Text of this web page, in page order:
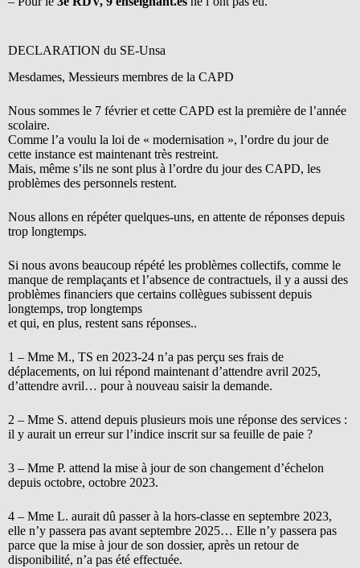
DECLARATION du SE-Unsa
Mesdames, Messieurs membres de la CAPD
Nous sommes le 7 février et cette CAPD est la première de l’année
scolaire.
Comme l’a voulu la loi de « modernisation », l’ordre du jour de
cette instance est maintenant très restreint.
Mais, même s’ils ne sont plus à l’ordre du jour des CAPD, les
problèmes des personnels restent.
Nous allons en répéter quelques-uns, en attente de réponses depuis
trop longtemps.
Si nous avons beaucoup répété les problèmes collectifs, comme le
manque de remplaçants et l’absence de contractuels, il y a aussi des
problèmes financiers que certains collègues subissent depuis
longtemps, trop longtemps
et qui, en plus, restent sans réponses..
1 – Mme M., TS en 2023-24 n’a pas perçu ses frais de
déplacements, on lui répond maintenant d’attendre avril 2025,
d’attendre avril… pour à nouveau saisir la demande.
2 – Mme S. attend depuis plusieurs mois une réponse des services :
il y aurait un erreur sur l’indice inscrit sur sa feuille de paie ?
3 – Mme P. attend la mise à jour de son changement d’échelon
depuis octobre, octobre 2023.
4 – Mme L. aurait dû passer à la hors-classe en septembre 2023,
elle n’y passera pas avant septembre 2025… Elle n’y passera pas
parce que la mise à jour de son dossier, après un retour de
disponibilité, n’a pas été effectuée.